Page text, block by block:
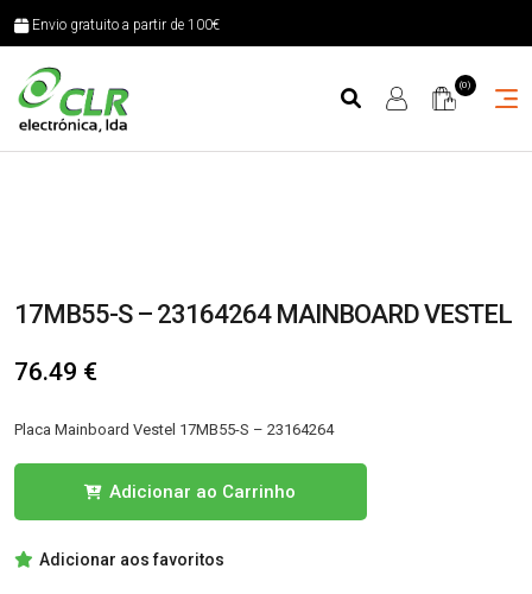
Envio gratuito a partir de 100€
(0)
17MB55-S – 23164264 MAINBOARD VESTEL
76.49 €
Placa Mainboard Vestel 17MB55-S – 23164264
S
Adicionar ao Carrinho
Adicionar aos favoritos